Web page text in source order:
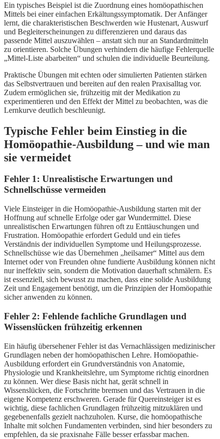
Ein typisches Beispiel ist die Zuordnung eines homöopathischen
Mittels bei einer einfachen Erkältungssymptomatik. Der Anfänger
lernt, die charakteristischen Beschwerden wie Hustenart, Auswurf
und Begleiterscheinungen zu differenzieren und daraus das
passende Mittel auszuwählen – anstatt sich nur an Standardmitteln
zu orientieren. Solche Übungen verhindern die häufige Fehlerquelle
„Mittel-Liste abarbeiten“ und schulen die individuelle Beurteilung.
Praktische Übungen mit echten oder simulierten Patienten stärken
das Selbstvertrauen und bereiten auf den realen Praxisalltag vor.
Zudem ermöglichen sie, frühzeitig mit der Medikation zu
experimentieren und den Effekt der Mittel zu beobachten, was die
Lernkurve deutlich beschleunigt.
Typische Fehler beim Einstieg in die
Homöopathie-Ausbildung – und wie man
sie vermeidet
Fehler 1: Unrealistische Erwartungen und
Schnellschüsse vermeiden
Viele Einsteiger in die Homöopathie-Ausbildung starten mit der
Hoffnung auf schnelle Erfolge oder gar Wundermittel. Diese
unrealistischen Erwartungen führen oft zu Enttäuschungen und
Frustration. Homöopathie erfordert Geduld und ein tiefes
Verständnis der individuellen Symptome und Heilungsprozesse.
Schnellschüsse wie das Übernehmen „heilsamer“ Mittel aus dem
Internet oder von Freunden ohne fundierte Ausbildung können nicht
nur ineffektiv sein, sondern die Motivation dauerhaft schmälern. Es
ist essenziell, sich bewusst zu machen, dass eine solide Ausbildung
Zeit und Engagement benötigt, um die Prinzipien der Homöopathie
sicher anwenden zu können.
Fehler 2: Fehlende fachliche Grundlagen und
Wissenslücken frühzeitig erkennen
Ein häufig übersehener Fehler ist das Vernachlässigen medizinischer
Grundlagen neben der homöopathischen Lehre. Homöopathie-
Ausbildung erfordert ein Grundverständnis von Anatomie,
Physiologie und Krankheitslehre, um Symptome richtig einordnen
zu können. Wer diese Basis nicht hat, gerät schnell in
Wissenslücken, die Fortschritte bremsen und das Vertrauen in die
eigene Kompetenz erschweren. Gerade für Quereinsteiger ist es
wichtig, diese fachlichen Grundlagen frühzeitig mitzuklären und
gegebenenfalls gezielt nachzuholen. Kurse, die homöopathische
Inhalte mit solchen Fundamenten verbinden, sind hier besonders zu
empfehlen, da sie praxisnahe Fälle besser erfassbar machen.